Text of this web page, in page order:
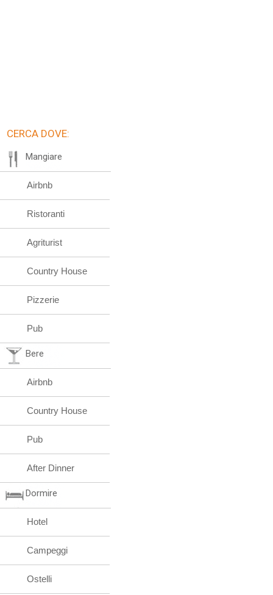
CERCA DOVE:
Mangiare
Airbnb
Ristoranti
Agriturist
Country House
Pizzerie
Pub
Bere
Airbnb
Country House
Pub
After Dinner
Dormire
Hotel
Campeggi
Ostelli